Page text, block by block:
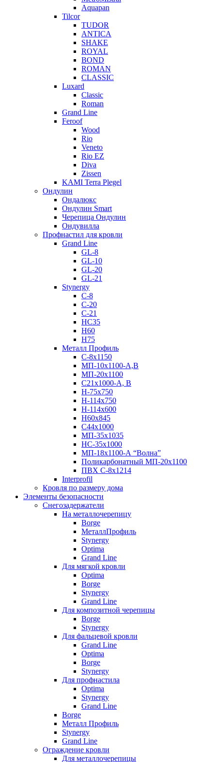
Aquapan
Tilcor
TUDOR
ANTICA
SHAKE
ROYAL
BOND
ROMAN
CLASSIC
Luxard
Classic
Roman
Grand Line
Feroof
Wood
Rio
Veneto
Rio EZ
Diva
Zissen
KAMI Terra Plegel
Ондулин
Ондалюкс
Ондулин Smart
Черепица Ондулин
Ондувилла
Профнастил для кровли
Grand Line
GL-8
GL-10
GL-20
GL-21
Stynergy
C-8
C-20
C-21
НС35
Н60
H75
Металл Профиль
С-8х1150
МП-10x1100-А,В
МП-20х1100
С21х1000-А, В
H-75х750
Н-114х750
Н-114х600
Н60х845
С44х1000
МП-35х1035
НС-35х1000
МП-18х1100-А “Волна”
Поликарбонатный МП-20х1100
ПВХ С-8х1214
Interprofil
Кровля по размеру дома
Элементы безопасности
Снегозадержатели
На металлочерепицу
Borge
МеталлПрофиль
Stynergy
Optima
Grand Line
Для мягкой кровли
Optima
Borge
Stynergy
Grand Line
Для композитной черепицы
Borge
Stynergy
Для фальцевой кровли
Grand Line
Optima
Borge
Stynergy
Для профнастила
Optima
Stynergy
Grand Line
Borge
Металл Профиль
Stynergy
Grand Line
Ограждение кровли
Для металлочерепицы